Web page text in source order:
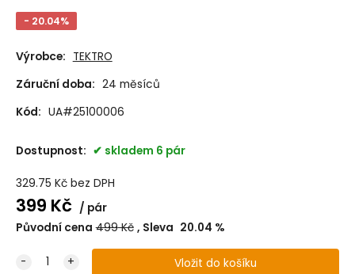
- 20.04%
Výrobce: TEKTRO
Záruční doba: 24 měsíců
Kód: UA#25100006
Dostupnost: skladem 6 pár
329.75 Kč bez DPH
399 Kč
pár
Původní cena 499Kč Sleva 20.04 %